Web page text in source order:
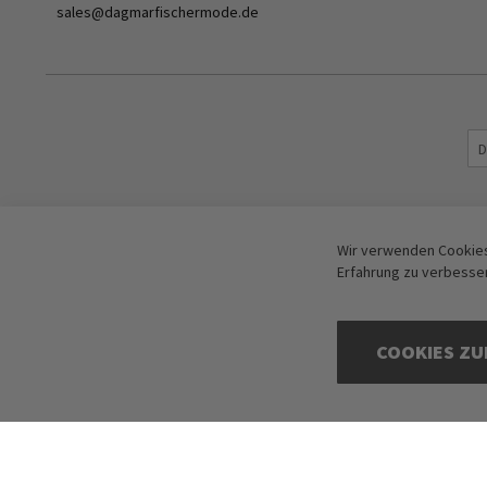
sales@dagmarfischermode.de
Wir verwenden
Erfahrung zu
COOKIES